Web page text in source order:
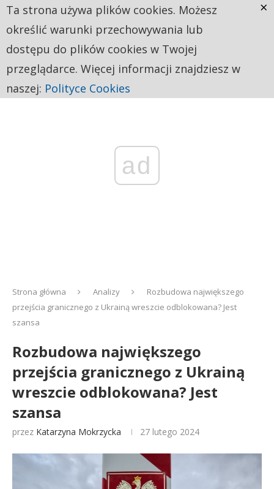
ad
Strona główna Analizy
Rozbudowa największego
przejścia granicznego z Ukrainą wreszcie odblokowana? Jest
szansa
Rozbudowa największego
przejścia granicznego z Ukrainą
wreszcie odblokowana? Jest
szansa
przez Katarzyna Mokrzycka 27 lutego 2024
Ta strona używa plików cookies. Możesz
określić warunki przechowywania lub
dostępu do plików cookies w Twojej
przeglądarce. Więcej informacji znajdziesz w
naszej: Polityce Cookies
×